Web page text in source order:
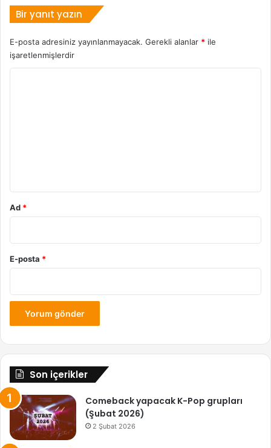
Bir yanıt yazın
E-posta adresiniz yayınlanmayacak. Gerekli alanlar * ile
işaretlenmişlerdir
Ad *
E-posta *
Son içerikler
Comeback yapacak K-Pop grupları
(Şubat 2026)
2 Şubat 2026